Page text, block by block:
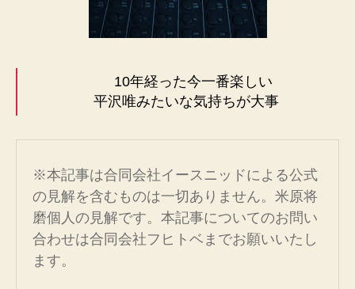
10年経った今一番楽しい
平沢唯みたいな気持ちが大事
※本記事は合同会社イースニッドによる公式
の見解を含むものは一切ありません。米原将
磨個人の見解です。本記事についてのお問い
合わせは合同会社フヒトベまでお願いいたし
ます。